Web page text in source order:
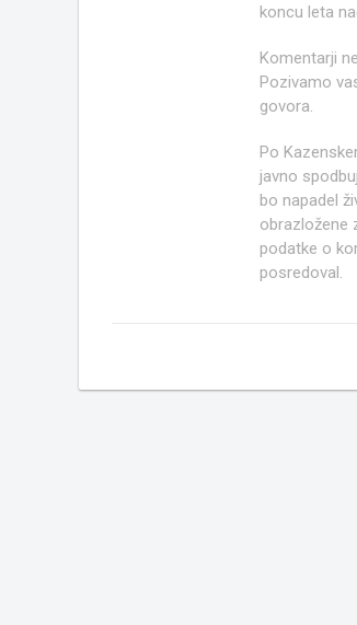
koncu leta
Komentarji
Pozivamo
govora.
Po
javno
bo napadel
obrazložene
podatke o
posredoval.